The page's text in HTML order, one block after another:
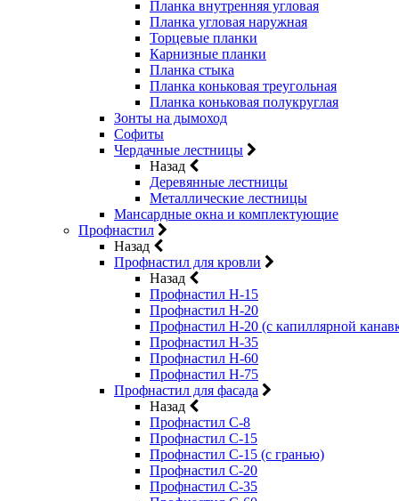
Планка внутренняя угловая
Планка угловая наружная
Торцевые планки
Карнизные планки
Планка стыка
Планка коньковая треугольная
Планка коньковая полукруглая
Зонты на дымоход
Софиты
Чердачные лестницы
Назад
Деревянные лестницы
Металлические лестницы
Мансардные окна и комплектующие
Профнастил
Назад
Профнастил для кровли
Назад
Профнастил Н-15
Профнастил Н-20
Профнастил Н-20 (с капиллярной
Профнастил Н-35
Профнастил Н-60
Профнастил Н-75
Профнастил для фасада
Назад
Профнастил С-8
Профнастил С-15
Профнастил С-15 (с гранью)
Профнастил С-20
Профнастил С-35